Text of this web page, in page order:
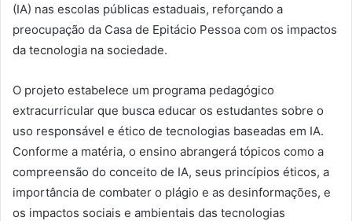
(IA) nas escolas públicas estaduais, reforçando a
preocupação da Casa de Epitácio Pessoa com os impactos
da tecnologia na sociedade.
O projeto estabelece um programa pedagógico
extracurricular que busca educar os estudantes sobre o
uso responsável e ético de tecnologias baseadas em IA.
Conforme a matéria, o ensino abrangerá tópicos como a
compreensão do conceito de IA, seus princípios éticos, a
importância de combater o plágio e as desinformações, e
os impactos sociais e ambientais das tecnologias